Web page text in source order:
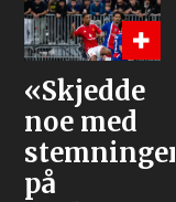
«Skjedde
noe med
stemningen
på